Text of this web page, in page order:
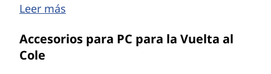
Leer más
Accesorios para PC para la Vuelta al
Cole